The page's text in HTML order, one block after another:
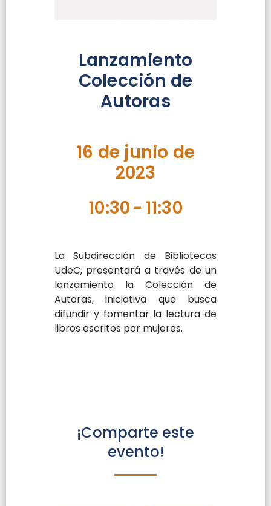
Lanzamiento
Colección de
Autoras
16 de junio de
2023
10:30- 11:30
La Subdirección de Bibliotecas
UdeC, presentará a través de un
lanzamiento la Colección de
Autoras, iniciativa que busca
difundir y fomentar la lectura de
libros escritos por mujeres.
¡Comparte este
evento!